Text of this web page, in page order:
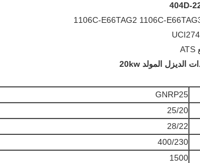
GNRP25
25/20
28/22
400/230
1500